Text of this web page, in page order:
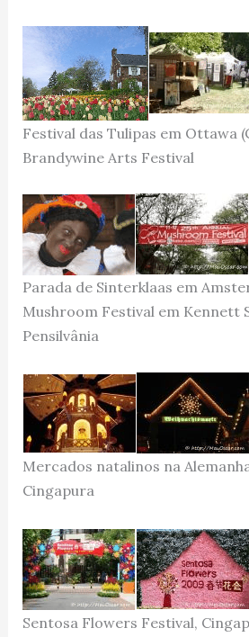
Festival das Tulipas em Ottawa
Brandywine Arts Festival
Parada de Sinterklaas em
Mushroom Festival em Kennett
Pensilvânia
Mercados natalinos na
Cingapura
Sentosa Flowers Festival,